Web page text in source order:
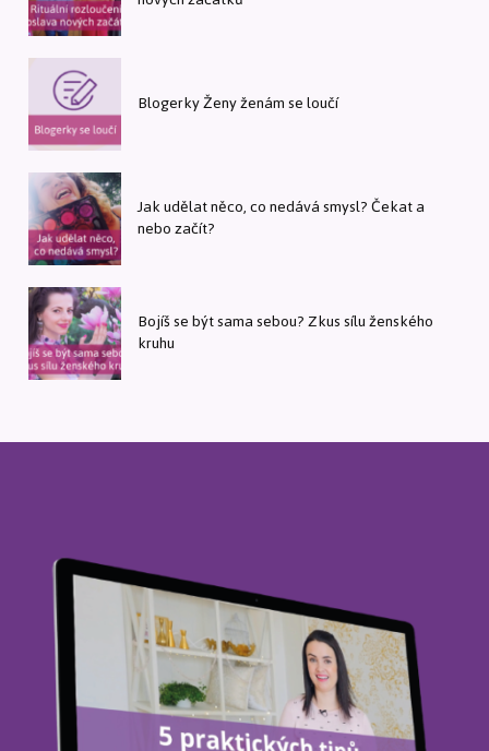
Blogerky Ženy ženám se loučí
Jak udělat něco, co nedává smysl? Čekat a
nebo začít?
Bojíš se být sama sebou? Zkus sílu ženského
kruhu